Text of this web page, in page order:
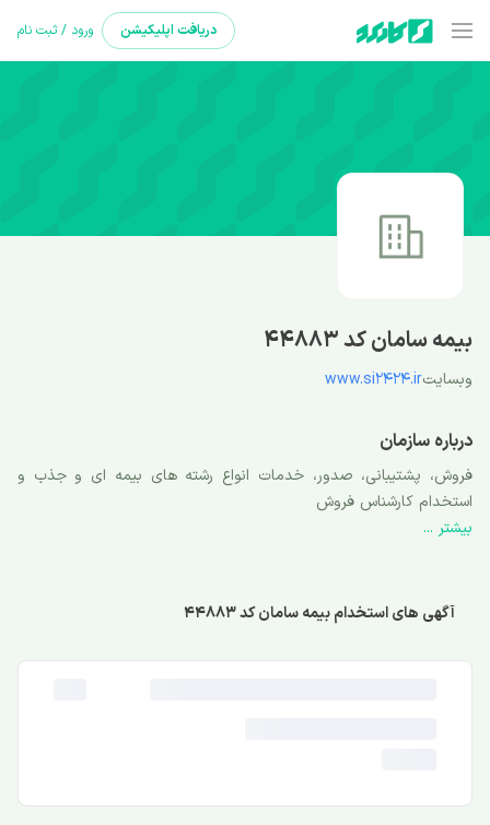
دریافت اپلیکیشن ورود / ثبت نام
بیمه سامان کد 44883
وبسایتwww.si2424.ir
درباره سازمان
فروش، پشتیبانی، صدور، خدمات انواع رشته های بیمه ای و جذب و
استخدام کارشناس فروش
بیشتر ...
آگهی های استخدام بیمه سامان کد 44883